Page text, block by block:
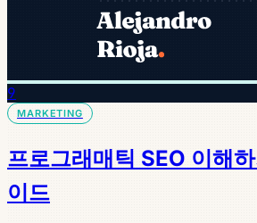
9
MARKETING
프로그래매틱 SEO 이해
이드